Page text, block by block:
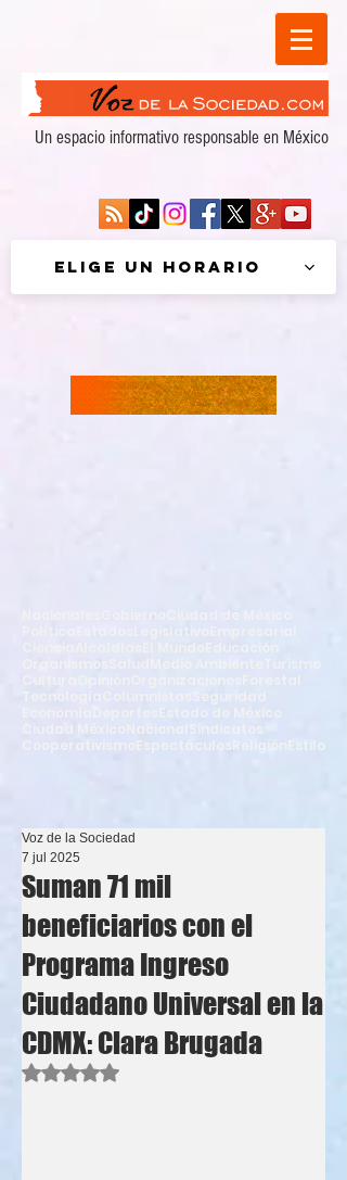
Un espacio informativo responsable en México
Elige un horario
Legislativo
Seguridad
Estado de México
Nacional Sindicatos
Cooperativismo
Espectáculos Religión Estilo
Suman 71 mil
beneficiarios con el
Programa Ingreso
Ciudadano Universal en la
CDMX: Clara Brugada
Voz de la Sociedad
7 jul 2025
Obtuvo NaN de 5 estrellas.